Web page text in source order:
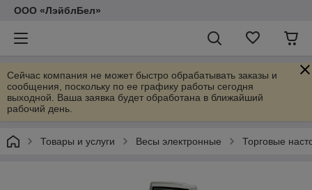
ООО «ЛэйблБел»
Сейчас компания не может быстро обрабатывать заказы и
сообщения, поскольку по ее графику работы сегодня
выходной. Ваша заявка будет обработана в ближайший
рабочий день.
Товары и услуги Весы электронные Торговые